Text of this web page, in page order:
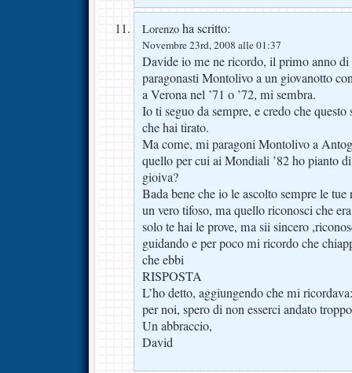
Lorenzo ha scritto:
Novembre 23rd, 2008 alle 01:37
Davide io me ne ricordo, il primo anno
paragonasti Montolivo a un giovanotto
a Verona nel ’71 o ’72, mi sembra.
Io ti seguo da sempre, e credo che
che hai tirato.
Ma come, mi paragoni Montolivo a
quello per cui ai Mondiali ’82 ho pianto
gioiva?
Bada bene che io le ascolto sempre le
un vero tifoso, ma quello riconosci che
solo te hai le prove, ma sii sincero
guidando e per poco mi ricordo che
che ebbi
RISPOSTA
L’ho detto, aggiungendo che mi
per noi, spero di non esserci andato
Un abbraccio,
David